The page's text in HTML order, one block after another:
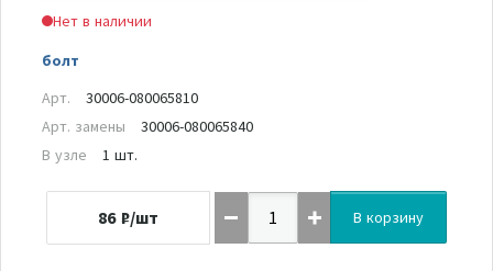
Нет в наличии
болт
Арт.
30006-080065810
Арт. замены
30006-080065840
В узле
1 шт.
86 ₽/шт В корзину